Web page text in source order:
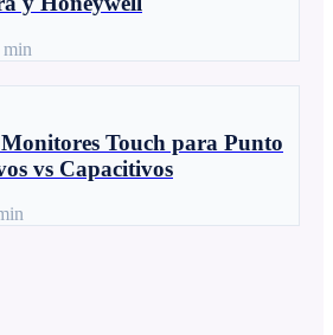
min
Touch para Punto
vs Capacitivos